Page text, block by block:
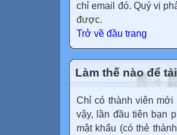
chỉ email đó. Quý vị
được.
Trở về đầu trang
Làm thế nào để
Chỉ có thành viên
vậy, lần đầu tiên bạn
mật khẩu (có thẻ